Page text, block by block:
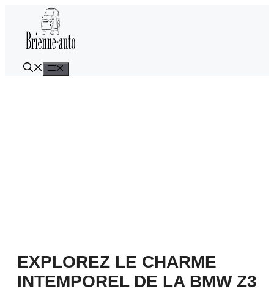
contenu
EXPLOREZ LE CHARME
INTEMPOREL DE LA BMW Z3